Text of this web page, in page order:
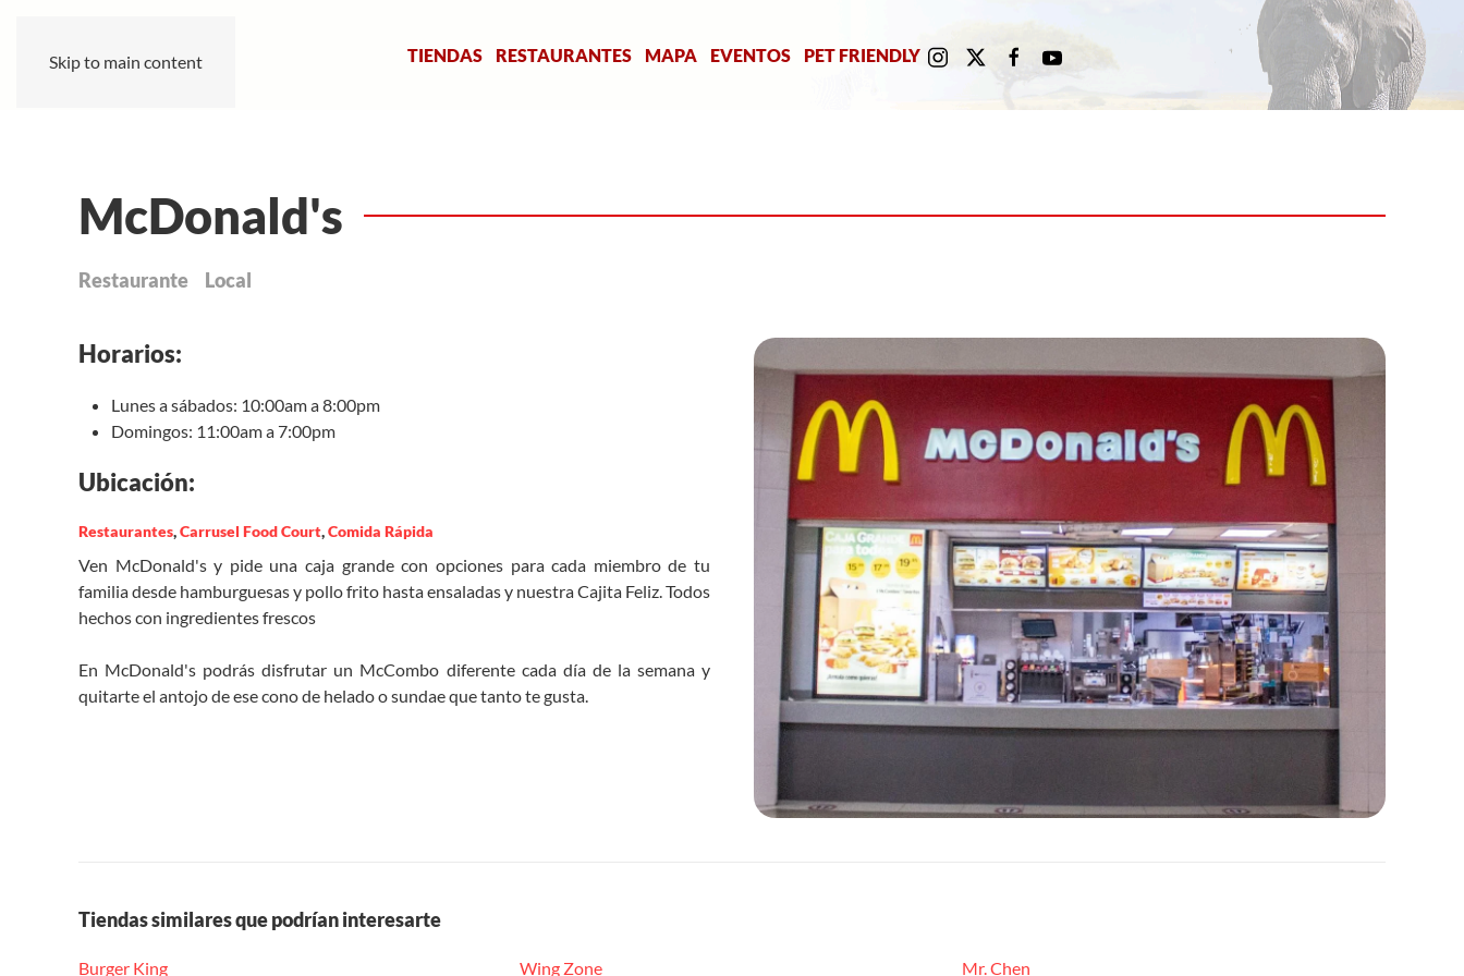
Skip to main content TIENDAS RESTAURANTES MAPA EVENTOS PET FRIENDLY
McDonald's
Restaurante Local
Horarios:
Lunes a sábados: 10:00am a 8:00pm
Domingos: 11:00am a 7:00pm
Ubicación:
Restaurantes,Carrusel Food Court,Comida Rápida
Ven McDonald's y pide una caja grande con opciones para cada miembro de tu
familia desde hamburguesas y pollo frito hasta ensaladas y nuestra Cajita Feliz. Todos
hechos con ingredientes frescos
En McDonald's podrás disfrutar un McCombo diferente cada día de la semana y
quitarte el antojo de ese cono de helado o sundae que tanto te gusta.
Tiendas similares que podrían interesarte
Burger King Wing Zone Mr. Chen